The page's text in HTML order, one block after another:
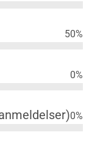
50%
0%
0%